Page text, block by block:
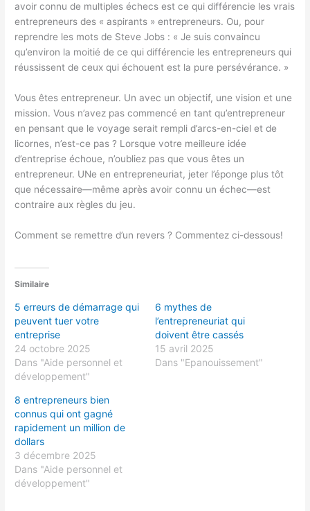
avoir connu de multiples échecs est ce qui différencie les vrais
entrepreneurs des « aspirants » entrepreneurs. Ou, pour
reprendre les mots de Steve Jobs : « Je suis convaincu
qu’environ la moitié de ce qui différencie les entrepreneurs qui
réussissent de ceux qui échouent est la pure persévérance. »
Vous êtes entrepreneur. Un avec un objectif, une vision et une
mission. Vous n’avez pas commencé en tant qu’entrepreneur
en pensant que le voyage serait rempli d’arcs-en-ciel et de
licornes, n’est-ce pas ? Lorsque votre meilleure idée
d’entreprise échoue, n’oubliez pas que vous êtes un
entrepreneur. UNe en entrepreneuriat, jeter l’éponge plus tôt
que nécessaire—même après avoir connu un échec—est
contraire aux règles du jeu.
Comment se remettre d’un revers ? Commentez ci-dessous!
Similaire
5 erreurs de démarrage qui
peuvent tuer votre
entreprise
24 octobre 2025
Dans "Aide personnel et
développement"
6 mythes de
l’entrepreneuriat qui
doivent être cassés
15 avril 2025
Dans "Epanouissement"
8 entrepreneurs bien
connus qui ont gagné
rapidement un million de
dollars
3 décembre 2025
Dans "Aide personnel et
développement"